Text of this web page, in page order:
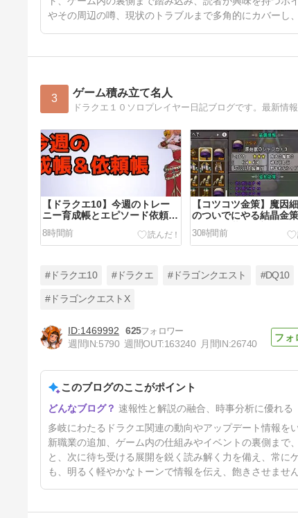
やその周辺の噂、現状のトラブルまで多角的にカバーし
3 ゲーム積み立て名人
ドラクエ１０ソロプレイヤー日記ブログです。最新情
【ドラクエ10】今週のトレー
ニー育成帳とエピソード依頼帳
（2026年8月9日）
8時間前
【コツコツ金策】魔因
のついでにやる結晶金
金の結晶装備に初級錬
作業で+５０万G
30時間前
【ドラクエ10】「海賊王の首
飾り」通常ドロップ理論値完成
はとりあえずいい通ドロ腕が欲
しい！
#ドラクエ10 #ドラクエ #ドラゴンクエスト #DQ10
#ドラゴンクエストX
1469992
625
週間IN:5790 週間OUT:163240 月間IN:26740
このブログのここがポイント
速報性と解説の融合、時事分析に優れる
多岐にわたるドラクエ関連の動向やアップデート情報
新職業の追加、ゲーム内の仕組みやイベントの裏側ま
と、次に待ち受ける展開を鋭く読み解く力を備え、常
も、明るく軽やかなトーンで情報を伝え、飽きさせません